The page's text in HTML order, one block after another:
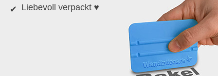
Liebevoll verpackt ♥